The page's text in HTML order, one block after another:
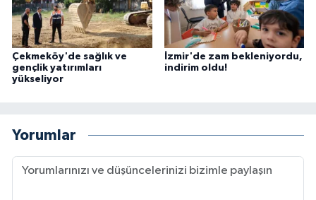
Çekmeköy'de sağlık ve
gençlik yatırımları
yükseliyor
İzmir'de zam bekleniyordu,
indirim oldu!
Yorumlar